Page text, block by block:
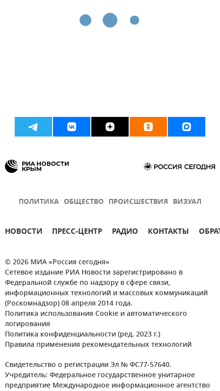
ПОЛИТИКА ОБЩЕСТВО ПРОИСШЕСТВИЯ ВИЗУАЛ
НОВОСТИ ПРЕСС-ЦЕНТР РАДИО КОНТАКТЫ
© 2026 МИА «Россия сегодня»
Сетевое издание РИА Новости зарегистрировано в
Федеральной службе по надзору в сфере связи,
информационных технологий и массовых коммуникаций
(Роскомнадзор) 08 апреля 2014 года.
Политика использования Cookie и автоматического
логирования
Политика конфиденциальности (ред. 2023 г.)
Правила применения рекомендательных технологий
Свидетельство о регистрации Эл № ФС77-57640.
Учредитель: Федеральное государственное унитарное
предприятие Международное информационное агентство